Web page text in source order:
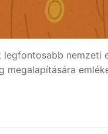
nemzeti
megalapítására